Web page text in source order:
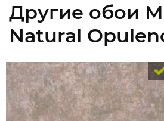
Другие обои
Natural